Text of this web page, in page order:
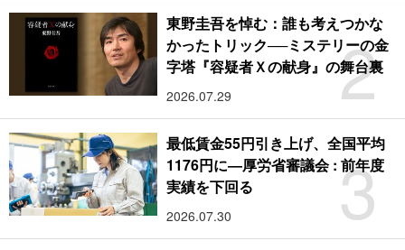
2
東野圭吾を悼む：誰も考えつかな
かったトリック──ミステリーの金
字塔『容疑者Ｘの献身』の舞台裏
2026.07.29
3
最低賃金55円引き上げ、全国平均
1176円に―厚労省審議会 : 前年度
実績を下回る
2026.07.30